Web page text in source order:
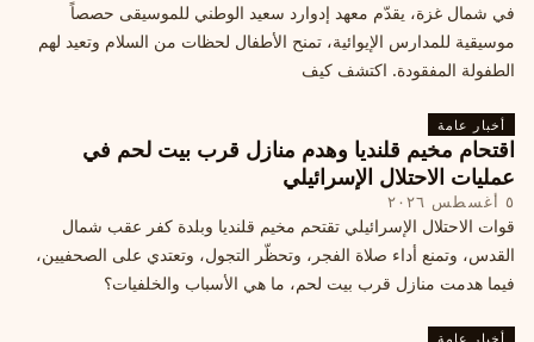
في شمال غزة، يقدّم معهد إدوارد سعيد الوطني للموسيقى حصصاً
موسيقية للمدارس الإيوائية، تمنح الأطفال لحظات من السلام وتعيد لهم
الطفولة المفقودة. اكتشف كيف
أخبار عامة
اقتحام مخيم قلنديا وهدم منازل قرب بيت لحم في
عمليات الاحتلال الإسرائيلي
٥ أغسطس ٢٠٢٦
قوات الاحتلال الإسرائيلي تقتحم مخيم قلنديا وبلدة كفر عقب شمال
القدس، وتمنع أداء صلاة الفجر، وتحظّر التجول، وتعتدي على الصحفيين،
فيما هدمت منازل قرب بيت لحم، ما هي الأسباب والخلفيات؟
أخبار عامة